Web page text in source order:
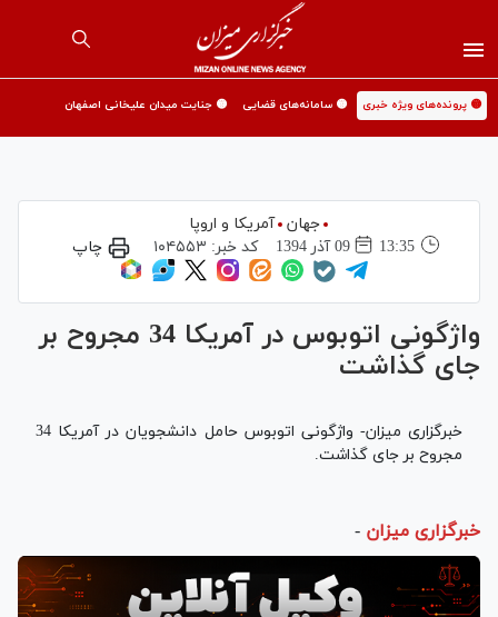
🟡 پرونده‌های ویژه خبری 🟡 سامانه‌های قضایی 🟡 جنایت میدان علیخانی اصفهان
جهان
آمریکا و اروپا
13:35
09 آذر 1394 کد خبر: ۱۰۴۵۵۳ چاپ
واژگونی اتوبوس در آمريکا 34 مجروح بر
جای گذاشت
خبرگزاری میزان- واژگونی اتوبوس حامل دانشجویان در آمریکا 34
مجروح بر جای گذاشت.
خبرگزاری میزان -